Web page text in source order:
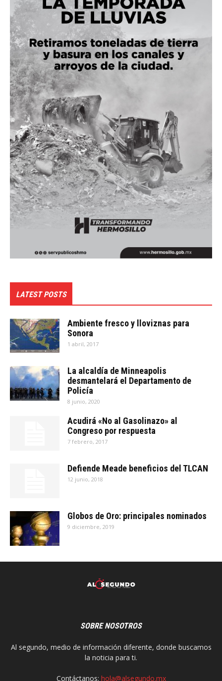
LATEST POSTS
Ambiente fresco y lloviznas para
Sonora
1 abril, 2017
La alcaldía de Minneapolis
desmantelará el Departamento de
Policía
8 junio, 2020
Acudirá «No al Gasolinazo» al
Congreso por respuesta
7 febrero, 2017
Defiende Meade beneficios del TLCAN
12 junio, 2018
Globos de Oro: principales nominados
9 diciembre, 2019
SOBRE NOSOTROS
Al segundo, medio de información diferente, donde buscamos
la noticia para ti.
Contáctanos: hola@alsegundo.mx